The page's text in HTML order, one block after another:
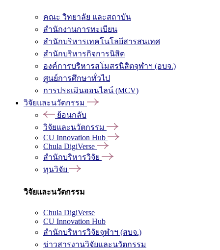
คณะ วิทยาลัย และสถาบัน
สำนักงานการทะเบียน
สำนักบริหารเทคโนโลยีสารสนเทศ
สำนักบริหารกิจการนิสิต
องค์การบริหารสโมสรนิสิตจุฬาฯ (อบจ.)
ศูนย์การศึกษาทั่วไป
การประเมินออนไลน์ (MCV)
วิจัยและนวัตกรรม
ย้อนกลับ
วิจัยและนวัตกรรม
CU Innovation Hub
Chula DigiVerse
สำนักบริหารวิจัย
ทุนวิจัย
วิจัยและนวัตกรรม
Chula DigiVerse
CU Innovation Hub
สำนักบริหารวิจัยจุฬาฯ (สบจ.)
ข่าวสารงานวิจัยและนวัตกรรม